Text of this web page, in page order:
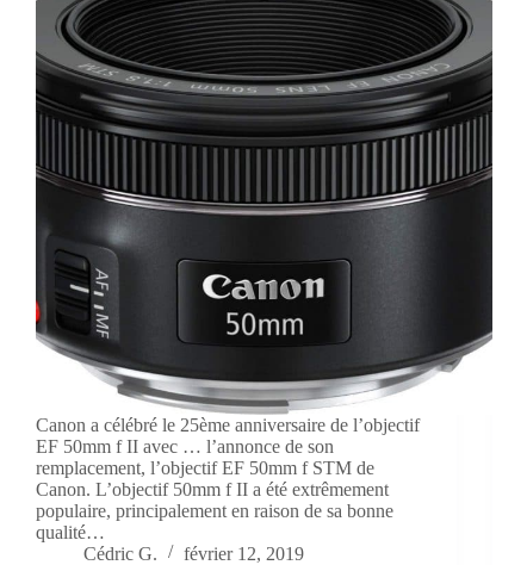
Canon a célébré le 25ème anniversaire de l’objectif
EF 50mm f II avec … l’annonce de son
remplacement, l’objectif EF 50mm f STM de
Canon. L’objectif 50mm f II a été extrêmement
populaire, principalement en raison de sa bonne
qualité…
Cédric G.
février 12, 2019